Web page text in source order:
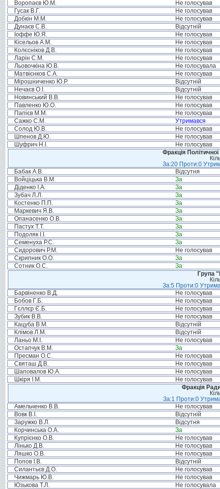
Воропаєв Ю.М.
Не голосував
Гусак В.Г.
Не голосував
Добкін М.М.
Не голосував
Дунаєв С.В.
Відсутній
Іоффе Ю.Я.
Не голосував
Кісельов А.М.
Не голосував
Колєсніков Д.В.
Не голосував
Ларін С.М.
Не голосував
Льовочкіна Ю.В.
Не голосувала
Матвієнков С.А.
Не голосував
Мірошниченко Ю.Р.
Відсутній
Нечаєв О.І.
Відсутній
Новинський В.В.
Не голосував
Павленко Ю.О.
Не голосував
Папієв М.М.
Не голосував
Сажко С.М.
Утримався
Солод Ю.В.
Не голосував
Шпенов Д.Ю.
Не голосував
Шуфрич Н.І.
Не голосував
Фракція
За:20 Проти:0
Бабак А.В.
Відсутня
Войціцька В.М.
За
Діденко І.А.
За
Зубач Л.Л.
За
Костенко П.П.
За
Маркевич Я.В.
За
Опанасенко О.В.
За
Пастух Т.Т.
За
Подоляк І.І.
За
Семенуха Р.С.
За
Сидорович Р.М.
Не голосував
Скрипник О.О.
За
Сотник О.С.
За
Група
За:5 Проти:0
Барвіненко В.Д.
Не голосував
Бобов Г.Б.
Не голосував
Гєллєр Є.Б.
Не голосував
Зубик В.В.
Не голосував
Кацуба В.М.
Відсутній
Клімов Л.М.
Відсутній
Ланьо М.І.
Не голосував
Остапчук В.М.
За
Пресман О.С.
Не голосував
Святаш Д.В.
Не голосував
Шаповалов Ю.А.
Не голосував
Шкіря І.М.
Не голосував
Фракція
За:1 Проти:0
Амельченко В.В.
Не голосував
Вовк В.І.
Відсутній
Заружко В.Л.
Відсутня
Корчинська О.А.
За
Купрієнко О.В.
Не голосував
Лінько Д.В.
Не голосував
Ляшко О.В.
Не голосував
Попов І.В.
Відсутній
Силантьєв Д.О.
Не голосував
Чижмарь Ю.В.
Не голосував
Юзькова Т.Л.
Не голосувала